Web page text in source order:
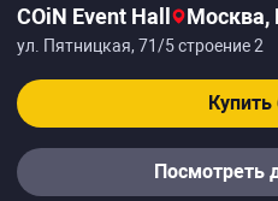
COiN Event Hall Москва,
ул. Пятницкая, 71/5 строение 2
Купить
Посмотреть